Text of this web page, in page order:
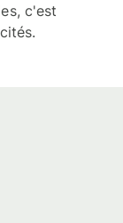
c'est